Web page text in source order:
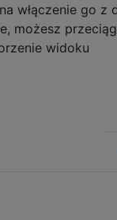
włączenie go z
możesz
widoku